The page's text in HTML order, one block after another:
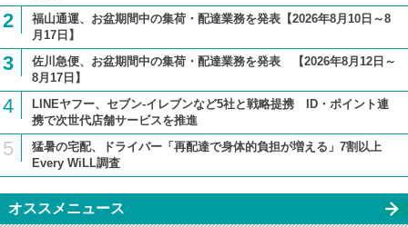
2
福山通運、お盆期間中の集荷・配達業務を発表【2026年8月10日～8
月17日】
3
佐川急便、お盆期間中の集荷・配達業務を発表 【2026年8月12日～
8月17日】
4
LINEヤフー、セブン-イレブンなど5社と戦略提携 ID・ポイント連
携で次世代店舗サービスを推進
5
猛暑の宅配、ドライバー「再配達で身体的負担が増える」7割以上
Every WiLL調査
オススメニュース